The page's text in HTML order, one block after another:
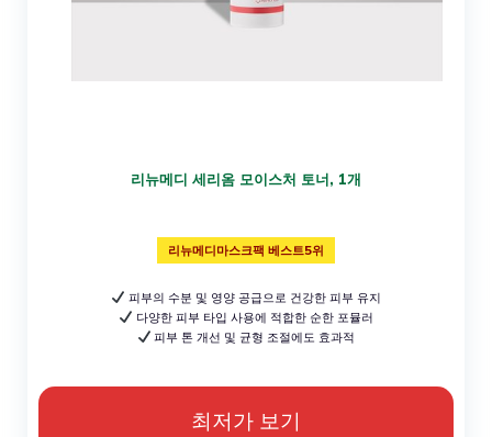
리뉴메디 세리옴 모이스처 토너, 1개
리뉴메디마스크팩 베스트5위
피부의 수분 및 영양 공급으로 건강한 피부 유지
다양한 피부 타입 사용에 적합한 순한 포뮬러
피부 톤 개선 및 균형 조절에도 효과적
최저가 보기